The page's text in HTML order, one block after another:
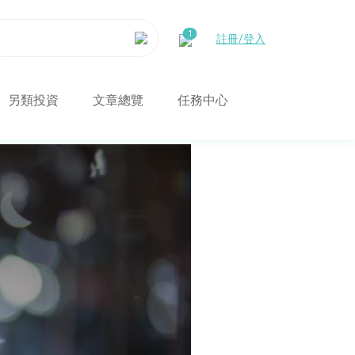
註冊/登入
另類投資 文章總覽 任務中心